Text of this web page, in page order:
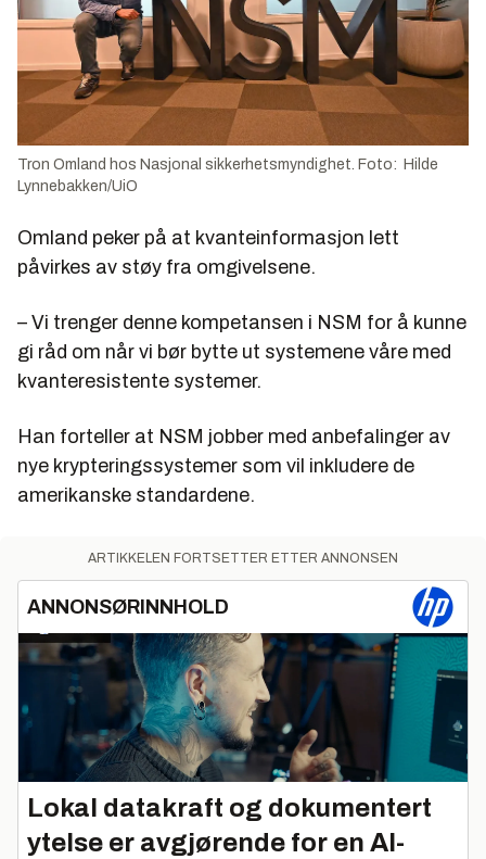
Tron Omland hos Nasjonal sikkerhetsmyndighet. Foto: Hilde
Lynnebakken/UiO
Omland peker på at kvanteinformasjon lett
påvirkes av støy fra omgivelsene.
– Vi trenger denne kompetansen i NSM for å kunne
gi råd om når vi bør bytte ut systemene våre med
kvanteresistente systemer.
Han forteller at NSM jobber med anbefalinger av
nye krypteringssystemer som vil inkludere de
amerikanske standardene.
ARTIKKELEN FORTSETTER ETTER ANNONSEN
ANNONSØRINNHOLD
Lokal datakraft og dokumentert
ytelse er avgjørende for en AI-